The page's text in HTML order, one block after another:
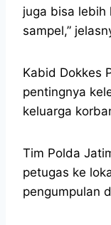
juga bisa lebih
sampel,”
Kabid Dokkes
pentingnya
keluarga
Tim Polda
petugas ke
pengumpulan